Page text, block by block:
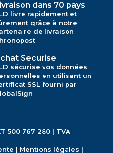
dans 70 pays
livre rapidement et
grâce à notre
de livraison
Securise
sécurise vos données
en utilisant un
SSL fourni par
500 767 280 | TVA
| Mentions légales |